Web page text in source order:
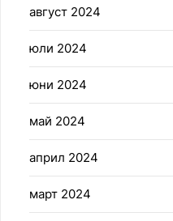
август 2024
юли 2024
юни 2024
май 2024
април 2024
март 2024